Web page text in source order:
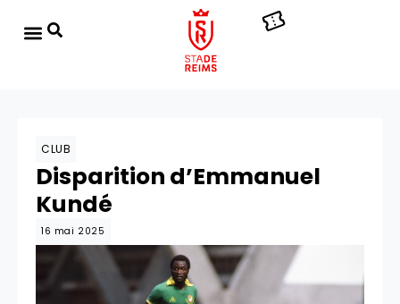
CLUB
Disparition d’Emmanuel
Kundé
16 mai 2025